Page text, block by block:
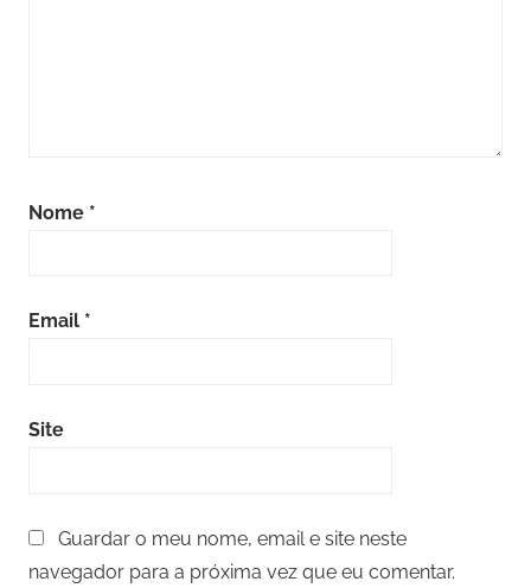
Nome *
Email *
Site
Guardar o meu nome, email e site neste
navegador para a próxima vez que eu comentar.